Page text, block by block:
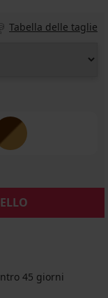
Tabella delle taglie
45 giorni